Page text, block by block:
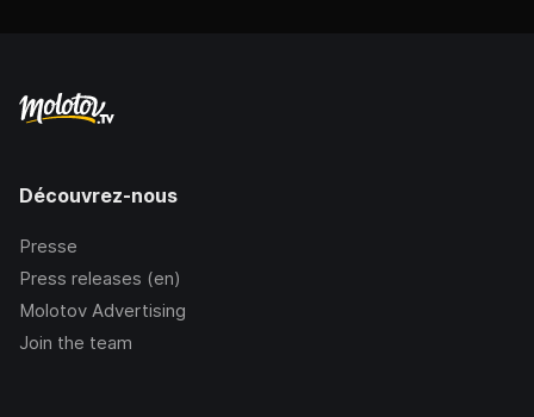
Découvrez-nous
Presse
Press releases (en)
Molotov Advertising
Join the team